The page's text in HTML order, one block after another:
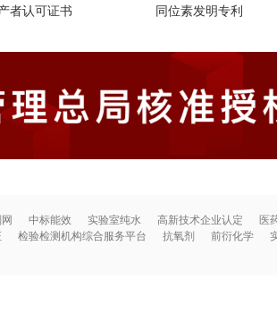
者认可证书 同位素发明专利
中标能效 实验室纯水 高新技术企业认定 医
检验检测机构综合服务平台 抗氧剂 前衍化学